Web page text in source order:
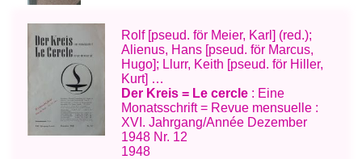
Rolf [pseud. för Meier, Karl] (red.);
Alienus, Hans [pseud. för Marcus,
Hugo]; Llurr, Keith [pseud. för Hiller,
Kurt] …
Der Kreis = Le cercle : Eine
Monatsschrift = Revue mensuelle :
XVI. Jahrgang/Année Dezember
1948 Nr. 12
1948